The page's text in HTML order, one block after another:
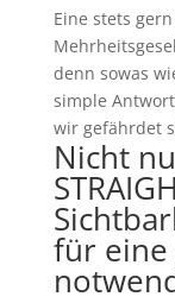
Eine stets
denn sowas
simple
wir gefährdet
Nicht
für eine